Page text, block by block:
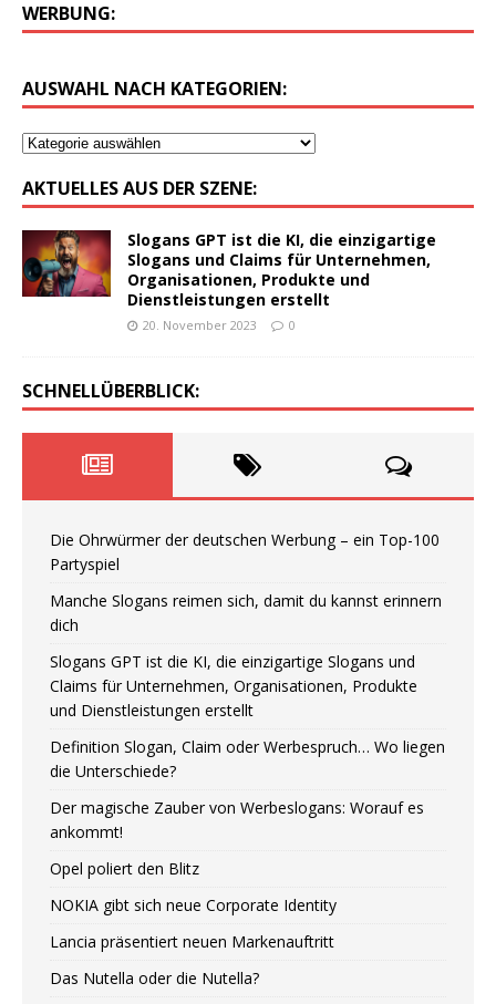
WERBUNG:
AUSWAHL NACH KATEGORIEN:
AKTUELLES AUS DER SZENE:
Slogans GPT ist die KI, die einzigartige
Slogans und Claims für Unternehmen,
Organisationen, Produkte und
Dienstleistungen erstellt
20. November 2023 0
SCHNELLÜBERBLICK:
Die Ohrwürmer der deutschen Werbung – ein Top-100
Partyspiel
Manche Slogans reimen sich, damit du kannst erinnern
dich
Slogans GPT ist die KI, die einzigartige Slogans und
Claims für Unternehmen, Organisationen, Produkte
und Dienstleistungen erstellt
Definition Slogan, Claim oder Werbespruch… Wo liegen
die Unterschiede?
Der magische Zauber von Werbeslogans: Worauf es
ankommt!
Opel poliert den Blitz
NOKIA gibt sich neue Corporate Identity
Lancia präsentiert neuen Markenauftritt
Das Nutella oder die Nutella?